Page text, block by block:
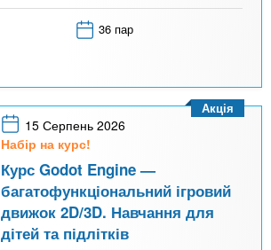
36 пар
15 Серпень 2026
Набір на курс!
Курс Godot Engine —
багатофункціональний ігровий
движок 2D/3D. Навчання для
дітей та підлітків
Акція